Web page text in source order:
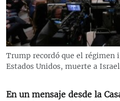
RADIO MARTÍ
ESPECIALES
ESPECIALES
LA REALIDAD DE LA
MULTIMEDIA
EDITORIALES
SÍGUENOS
Trump recordó que el régimen
Estados Unidos, muerte a
En un mensaje desde la